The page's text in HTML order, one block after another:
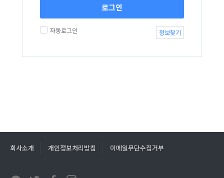
로그인
자동로그인 정보찾기
회사소개 개인정보처리방침 이메일무단수집거부